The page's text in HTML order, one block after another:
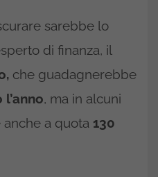
sarebbe lo
di finanza, il
che guadagnerebbe
, ma in alcuni
a quota 130